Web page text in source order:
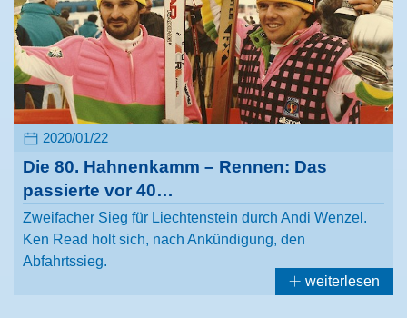
2020/01/22
Die 80. Hahnenkamm – Rennen: Das
passierte vor 40…
Zweifacher Sieg für Liechtenstein durch Andi Wenzel.
Ken Read holt sich, nach Ankündigung, den
Abfahrtssieg.
weiterlesen